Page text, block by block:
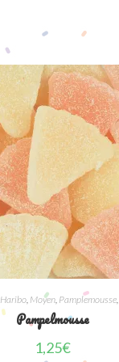
Haribo, Moyen, Pamplemousse,
Pampelmousse
1,25€